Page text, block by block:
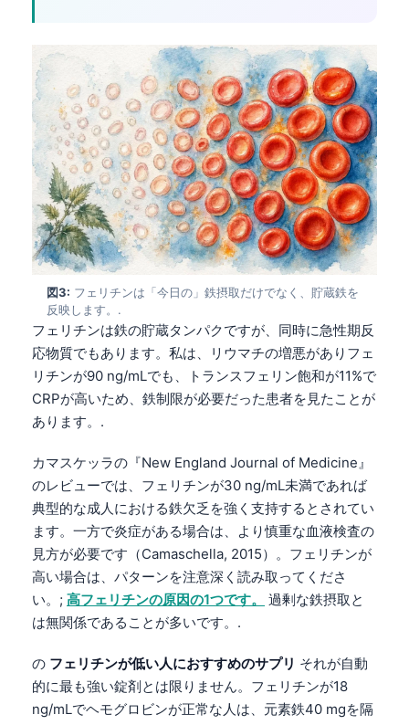
図3: フェリチンは「今日の」鉄摂取だけでなく、貯蔵鉄を
反映します。.
フェリチンは鉄の貯蔵タンパクですが、同時に急性期反
応物質でもあります。私は、リウマチの増悪がありフェ
リチンが90 ng/mLでも、トランスフェリン飽和が11%で
CRPが高いため、鉄制限が必要だった患者を見たことが
あります。.
カマスケッラの『New England Journal of Medicine』
のレビューでは、フェリチンが30 ng/mL未満であれば
典型的な成人における鉄欠乏を強く支持するとされてい
ます。一方で炎症がある場合は、より慎重な血液検査の
見方が必要です（Camaschella, 2015）。フェリチンが
高い場合は、パターンを注意深く読み取ってくださ
い。; 高フェリチンの原因の1つです。
過剰な鉄摂取と
は無関係であることが多いです。.
の フェリチンが低い人におすすめのサプリ それが自動
的に最も強い錠剤とは限りません。フェリチンが18
ng/mLでヘモグロビンが正常な人は、元素鉄40 mgを隔